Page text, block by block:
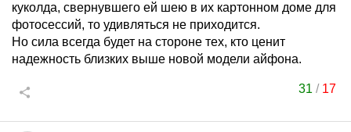
куколда, свернувшего ей шею в их картонном доме для
фотосессий, то удивляться не приходится.
Но сила всегда будет на стороне тех, кто ценит
надежность близких выше новой модели айфона.
31 / 17